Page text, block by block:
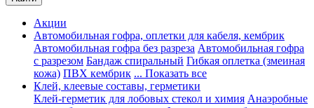
Акции
Автомобильная гофра, оплетки для кабеля, кембрик
Автомобильная гофра без разреза Автомобильная гофра
с разрезом Бандаж спиральный Гибкая оплетка (змеиная
кожа) ПВХ кембрик ... Показать все
Клей, клеевые составы, герметики
Клей-герметик для лобовых стекол и химия Анаэробные